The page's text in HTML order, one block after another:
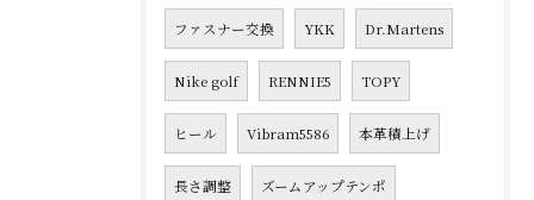
ファスナー交換 YKK Dr.Martens
Nike golf RENNIE5 TOPY
ヒール Vibram5586 本革積上げ
長さ調整 ズームアップテンポ